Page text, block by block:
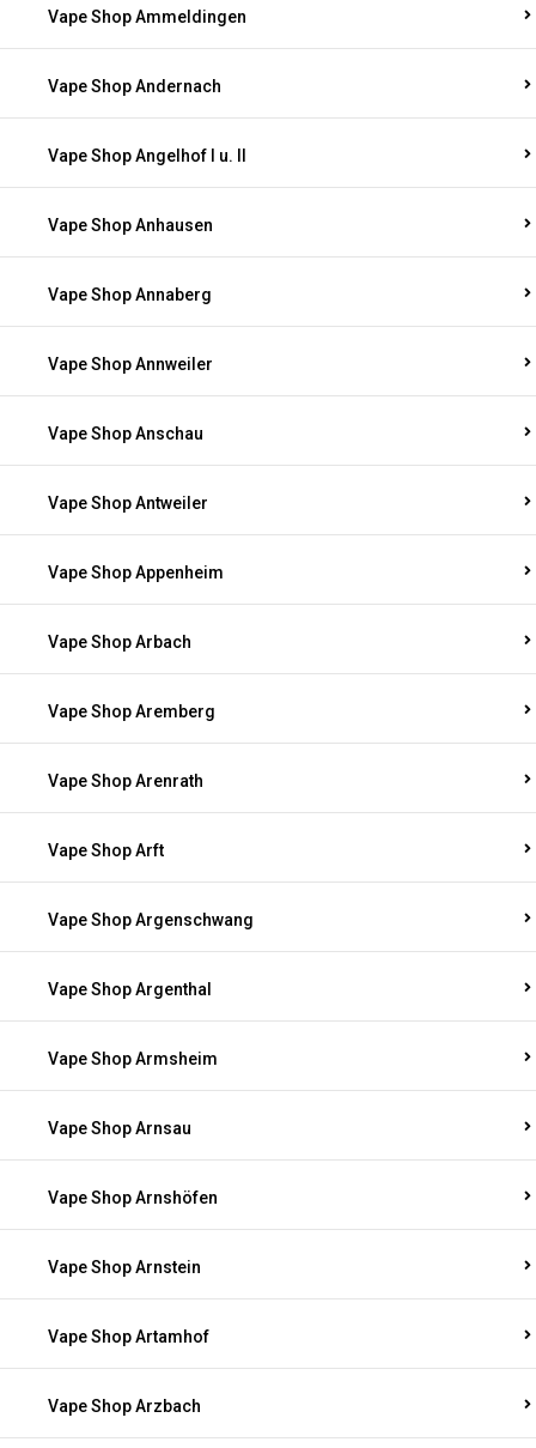
Vape Shop Ammeldingen
Vape Shop Andernach
Vape Shop Angelhof I u. II
Vape Shop Anhausen
Vape Shop Annaberg
Vape Shop Annweiler
Vape Shop Anschau
Vape Shop Antweiler
Vape Shop Appenheim
Vape Shop Arbach
Vape Shop Aremberg
Vape Shop Arenrath
Vape Shop Arft
Vape Shop Argenschwang
Vape Shop Argenthal
Vape Shop Armsheim
Vape Shop Arnsau
Vape Shop Arnshöfen
Vape Shop Arnstein
Vape Shop Artamhof
Vape Shop Arzbach